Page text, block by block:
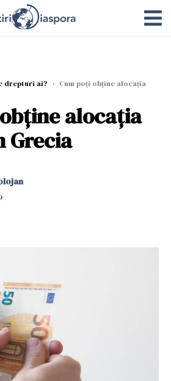
drepturi ai? › Cum poți obține alocația
alocația
Grecia